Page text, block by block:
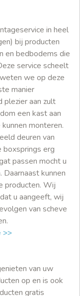
in heel
bij producten
en bedbodems die
service scheelt
we op deze
manier
plezier aan zult
een kast aan
monteren.
deuren van
boxsprings erg
passen mocht u
kunnen
producten. Wij
u aangeeft, wij
van scheve
>>
van uw
op en is ook
gratis